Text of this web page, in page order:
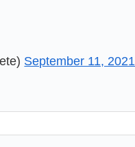
September 11, 2021